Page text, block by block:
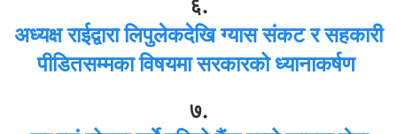
६.
अध्यक्ष राईद्वारा लिपुलेकदेखि ग्यास संकट र सहकारी
पीडितसम्मका विषयमा सरकारको ध्यानाकर्षण
७.